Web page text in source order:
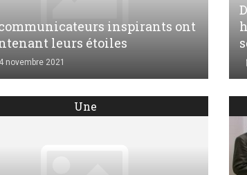
inspirants ont
leurs étoiles
novembre 2021
Une